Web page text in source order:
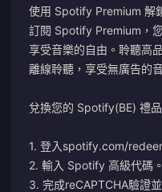
使用 Spotify Premium 解
訂閱 Spotify Premium，
享受音樂的自由。聆聽高
離線聆聽，享受無廣告的
兌換您的 Spotify(BE) 禮品
1. 登入 spotify.com/
2. 輸入 Spotify 高級代碼。
3. 完成reCAPTCHA驗證